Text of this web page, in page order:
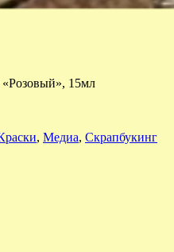
«Розовый», 15мл
, Медиа, Скрапбукинг